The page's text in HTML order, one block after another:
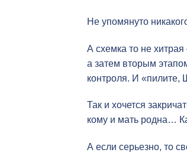
Не упомянуто
А схемка то не
а затем вторым
контроля. И «пилите,
Так и хочется
кому и мать родна…
А если серьезно, то